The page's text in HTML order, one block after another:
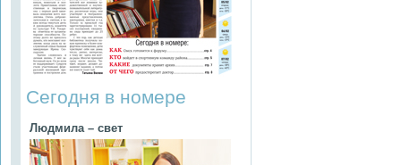
Сегодня в номере
Людмила – свет